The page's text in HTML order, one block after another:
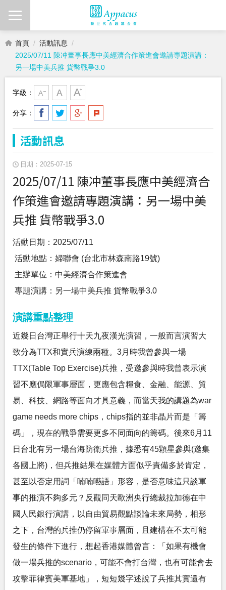
首頁
活動訊息
2025/07/11 陳冲董事長應中美經濟合作策進會邀請專題演講：
另一場中美兵推 貨幣戰爭3.0
字級：
分享：
活動訊息
日期：2025-07-15
2025/07/11 陳冲董事長應中美經濟合
作策進會邀請專題演講：另一場中美
兵推 貨幣戰爭3.0
活動日期：2025/07/11
活動地點：婦聯會 (台北市林森南路19號)
主辦單位：中美經濟合作策進會
專題演講：另一場中美兵推 貨幣戰爭3.0
演講重點整理
近幾日台灣正舉行十天九夜漢光演習，一般而言演習大
致分為TTX和實兵演練兩種。3月時我曾參與一場
TTX(Table Top Exercise)兵推，受邀參與時我曾表示演
習不應侷限軍事層面，更應包含糧食、金融、能源、貿
易、科技、網路等面向才具意義，而當天我的講題為war
game needs more chips，chips指的並非晶片而是「籌
碼」，現在的戰爭需要更多不同面向的籌碼。後來6月11
日台北有另一場台海防衛兵推，據悉有45顆星參與(邀集
各國上將)，但兵推結果在媒體方面似乎責備多於肯定，
甚至以否定用詞「喃喃囈語」形容，是否意味這只談軍
事的推演不夠多元？反觀同天歐洲央行總裁拉加德在中
國人民銀行演講，以自由貿易觀點談論未來局勢，相形
之下，台灣的兵推仍停留軍事層面，且建構在不太可能
發生的條件下進行，想起香港媒體曾言：「如果有機會
做一場兵推的scenario，可能不會打台灣，也有可能會去
攻擊菲律賓美軍基地」，短短幾字述說了兵推其實還有